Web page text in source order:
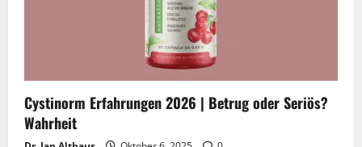
Blutzuckerprobleme!
Cystinorm Erfahrungen 2026 | Betrug oder Seriös?
Wahrheit